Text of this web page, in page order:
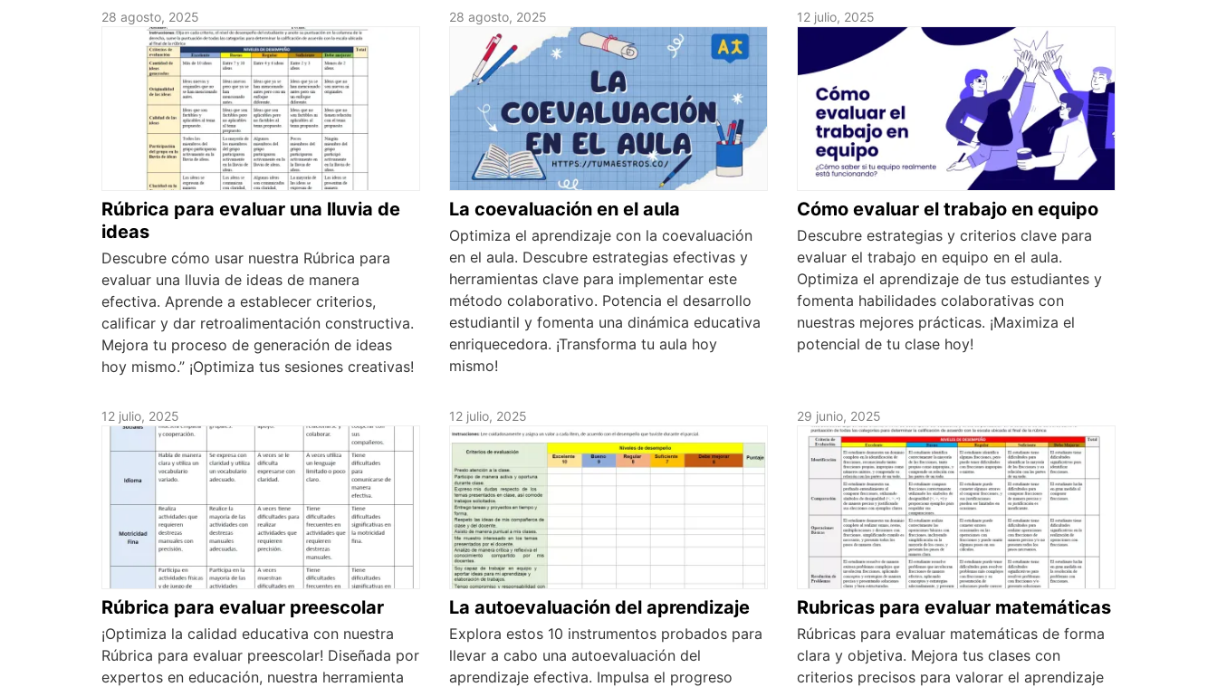
28 agosto, 2025
Rúbrica para evaluar una lluvia de
ideas
Descubre cómo usar nuestra Rúbrica para
evaluar una lluvia de ideas de manera
efectiva. Aprende a establecer criterios,
calificar y dar retroalimentación constructiva.
Mejora tu proceso de generación de ideas
hoy mismo.” ¡Optimiza tus sesiones creativas!
28 agosto, 2025
La coevaluación en el aula
Optimiza el aprendizaje con la coevaluación
en el aula. Descubre estrategias efectivas y
herramientas clave para implementar este
método colaborativo. Potencia el desarrollo
estudiantil y fomenta una dinámica educativa
enriquecedora. ¡Transforma tu aula hoy
mismo!
12 julio, 2025
Cómo evaluar el trabajo en equipo
Descubre estrategias y criterios clave para
evaluar el trabajo en equipo en el aula.
Optimiza el aprendizaje de tus estudiantes y
fomenta habilidades colaborativas con
nuestras mejores prácticas. ¡Maximiza el
potencial de tu clase hoy!
12 julio, 2025
Rúbrica para evaluar preescolar
¡Optimiza la calidad educativa con nuestra
Rúbrica para evaluar preescolar! Diseñada por
expertos en educación, nuestra herramienta
12 julio, 2025
La autoevaluación del aprendizaje
Explora estos 10 instrumentos probados para
llevar a cabo una autoevaluación del
aprendizaje efectiva. Impulsa el progreso
29 junio, 2025
Rubricas para evaluar matemáticas
Rúbricas para evaluar matemáticas de forma
clara y objetiva. Mejora tus clases con
criterios precisos para valorar el aprendizaje